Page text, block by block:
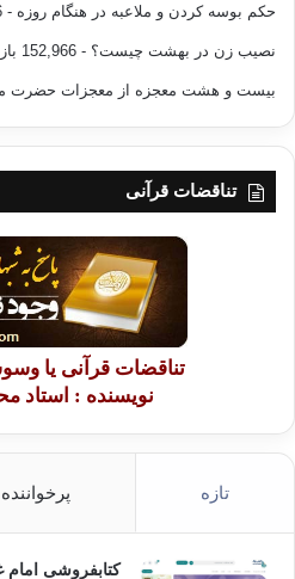
آیا خبر داستان موسی به تو رسیده
زمین مقدس طوی صدا زد. (‌بدو گفت‌:‌)
طغیان کرده است‌. بگو: آیا میل داری (‌از
و تو را به سوی پروردگارت رهبری کنم (‌و
اندیشناک و بیمناک کردی (‌و خلاف
معجزۀ بزرگ (‌خود، یعنی تبدیل عصا به
خود آورده بود) سرپیـچی کرد. سپس
دعوت کرد، و گفت‌: من والاترین معبود
آخرت گرفتار کرد. در این (‌داستان
(‌از خدا) بترسد. (‌نازعات/‌١٥-26)
حکم بوسه کردن و ملاعبه در هنگام روزه - 173,616 بازدید
نصیب زن در بهشت چیست؟ - 152,966 بازدید
بیست و هشت معجزه از معجزات حضرت
تناقضات قرآنی
تناقضات قرآنی یا
نویسنده : استاد
تازه پرخواننده
کتابفروشی